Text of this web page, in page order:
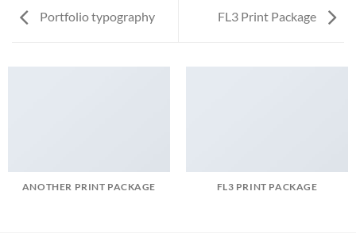
Portfolio typography FL3 Print Package
ANOTHER PRINT PACKAGE FL3 PRINT PACKAGE